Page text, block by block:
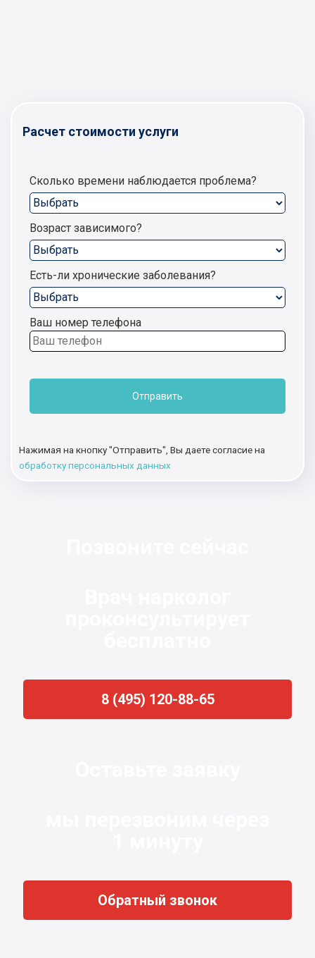
Расчет стоимости услуги
Сколько времени наблюдается проблема?
Возраст зависимого?
Есть-ли хронические заболевания?
Ваш номер телефона
Отправить
Нажимая на кнопку "Отправить", Вы даете согласие на
обработку персональных данных
8 (495) 120-88-65
Обратный звонок